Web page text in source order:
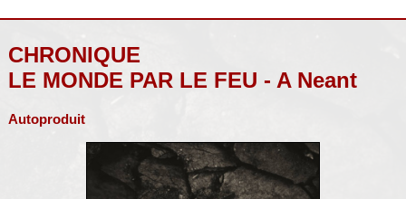
CHRONIQUE
LE MONDE PAR LE FEU - A Neant
Autoproduit